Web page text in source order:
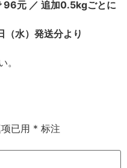
元 ／ 追加0.5kgごとに
水）発送分より
。
已用 * 标注